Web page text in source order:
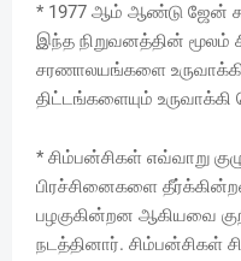
* 1977 ஆம் ஆண்டு ஜேன்
இந்த நிறுவனத்தின் மூலம்
சரணாலயங்களை
திட்டங்களையும் உருவாக்கி
* சிம்பன்சிகள் எவ்வாறு
பிரச்சினைகளை
பழகுகின்றன ஆகியவை
நடத்தினார். சிம்பன்சிகள்